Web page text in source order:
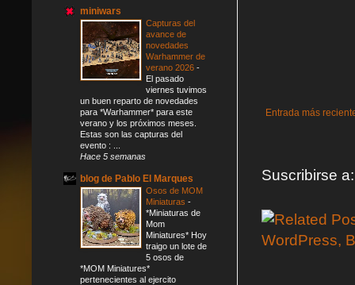
Entrada más
Suscribirse
miniwars
Capturas del
avance de
novedades
Warhammer de
verano 2026 -
El pasado
viernes tuvimos
un buen reparto de novedades
para *Warhammer* para este
verano y los próximos meses.
Estas son las capturas del
evento : ...
Hace 5 semanas
blog de Pablo El Marques
Osos de MOM
Miniaturas -
*Miniaturas de
Mom
Miniatures* Hoy
traigo un lote de
5 osos de
*MOM Miniatures*
pertenecientes al ejercito